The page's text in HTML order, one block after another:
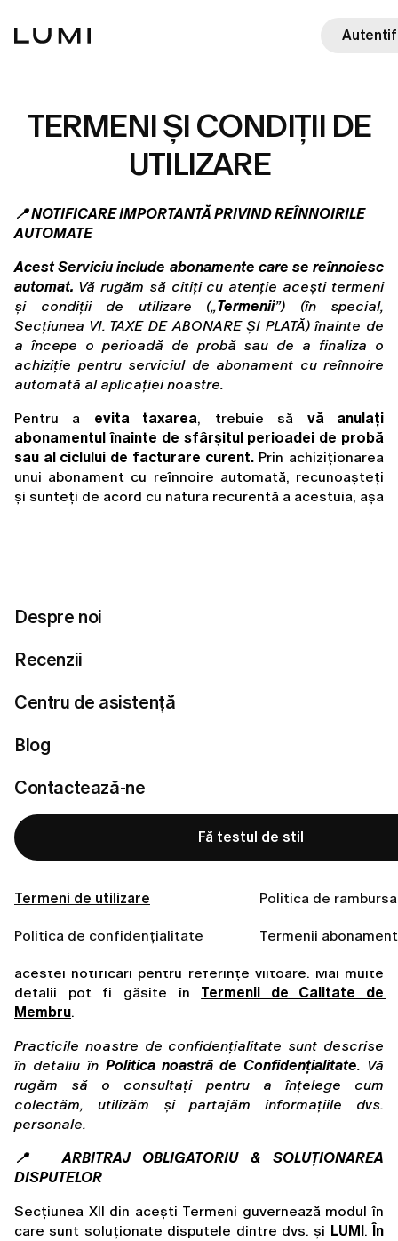
Despre noi
Recenzii
Centru de asistență
Blog
Contactează-ne
Fă testul de stil
Termeni de utilizare Politica de
Politica de confidențialitate Termenii
TERMENI ȘI CONDIȚII DE
UTILIZARE
📍 NOTIFICARE IMPORTANTĂ PRIVIND REÎNNOIRILE
AUTOMATE
Acest Serviciu include abonamente care se reînnoiesc
automat. Vă rugăm să citiți cu atenție acești termeni
și condiții de utilizare („Termenii”) (în special,
Secțiunea VI. TAXE DE ABONARE ȘI PLATĂ) înainte de
a începe o perioadă de probă sau de a finaliza o
achiziție pentru serviciul de abonament cu reînnoire
automată al aplicației noastre.
Pentru a evita taxarea, trebuie să vă anulați
abonamentul înainte de sfârșitul perioadei de probă
sau al ciclului de facturare curent. Prin achiziționarea
unui abonament cu reînnoire automată, recunoașteți
și sunteți de acord cu natura recurentă a acestuia, așa
probă gratuită prin
rambursare sunt gestionate direct de
de Asistență Apple
Dacă ați achiziționat un abonament sau ați activat
perioada de probă sau abonamentul contactând
serviciul nostru de asistență înainte de sfârșitul
perioadei de probă sau al perioadei de abonament
curente, ori prin intermediul paginii de Calitate de
membru din aplicația noastră sau de pe pagina web
perioada de probă.
Dacă intenționați să anulați,
corespunzător pentru platforma dvs. De asemenea,
acestei notificări pentru referințe viitoare. Mai multe
detalii pot fi găsite în Termenii de Calitate de
Membru.
Practicile noastre de confidențialitate sunt descrise
în detaliu în Politica noastră de Confidențialitate. Vă
rugăm să o consultați pentru a înțelege cum
colectăm, utilizăm și partajăm informațiile dvs.
personale.
📍  ARBITRAJ OBLIGATORIU & SOLUȚIONAREA
DISPUTELOR
Secțiunea XII din acești Termeni guvernează modul în
care sunt soluționate disputele dintre dvs. și LUMI. În